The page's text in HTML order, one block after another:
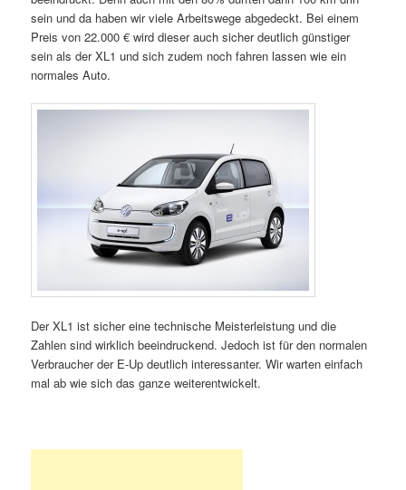
sein und da haben wir viele Arbeitswege abgedeckt. Bei einem
Preis von 22.000 € wird dieser auch sicher deutlich günstiger
sein als der XL1 und sich zudem noch fahren lassen wie ein
normales Auto.
Der XL1 ist sicher eine technische Meisterleistung und die
Zahlen sind wirklich beeindruckend. Jedoch ist für den normalen
Verbraucher der E-Up deutlich interessanter. Wir warten einfach
mal ab wie sich das ganze weiterentwickelt.